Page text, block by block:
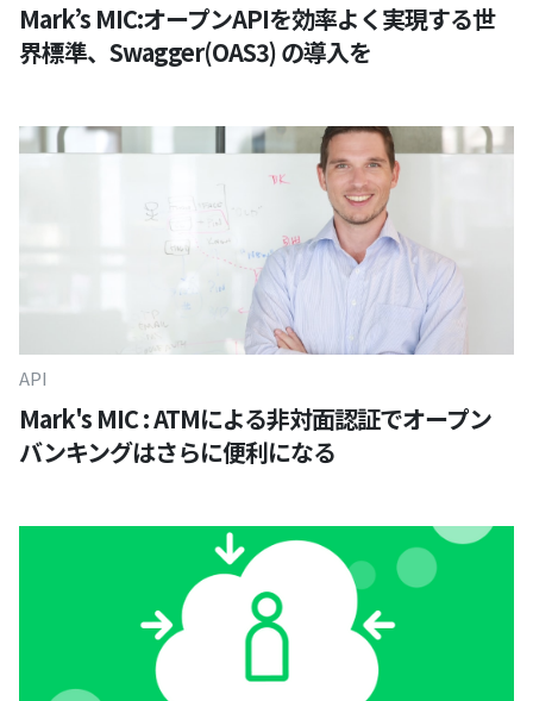
Mark’s MIC:オープンAPIを効率よく実現する世
界標準、Swagger(OAS3) の導入を
API
Mark's MIC : ATMによる非対面認証でオープン
バンキングはさらに便利になる